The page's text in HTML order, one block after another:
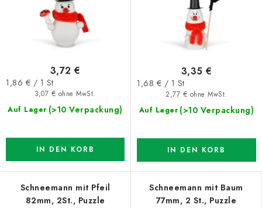
Auf Lager (>10 Verpackung)
3,07 € ohne MwSt.
3,72 €
Verkaufspreis:
1,86 € / 1 St
IN DEN KORB
Auf Lager (>10 Verpackung)
2,77 € ohne MwSt.
3,35 €
Verkaufspreis:
1,68 € / 1 St
IN DEN KORB
Schneemann mit Pfeil
82mm, 2St., Puzzle
Schneemann mit Baum
77mm, 2 St., Puzzle